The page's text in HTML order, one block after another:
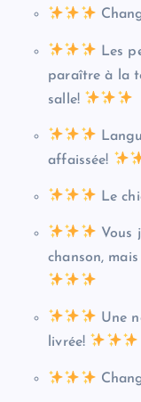
Les
paraître à la
salle!
affaissée!
Le
Vous
chanson,
Une
livrée!